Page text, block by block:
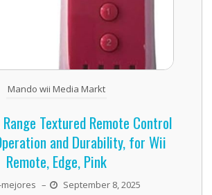
Mando wii Media Markt
Range Textured Remote Control
and Durability, for Wii
Remote, Edge, Pink
– September 8, 2025